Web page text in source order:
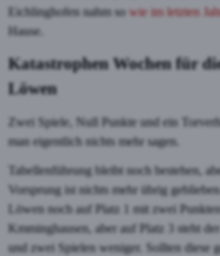
Eichlinghofen nahm so wie im letzten
Hause.
Katastrophen Wochen für
Löwen
Zwei Spiele, Null Punkte und ein
man eigentlich nichts mehr sagen.
Tabellenführung bleibt noch bestehen,
Vorsprung ist nichts mehr übrig
Löwen noch auf Platz 1 mit zwei
Kmminghausen, aber auf Platz 3 steht
und zwei Spielen weniger. Sollten diese